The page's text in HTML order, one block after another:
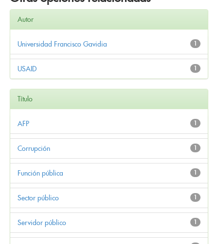
Autor
1
Universidad Francisco Gavidia
1
USAID
Título
1
AFP
1
Corrupción
1
Función pública
1
Sector público
1
Servidor público